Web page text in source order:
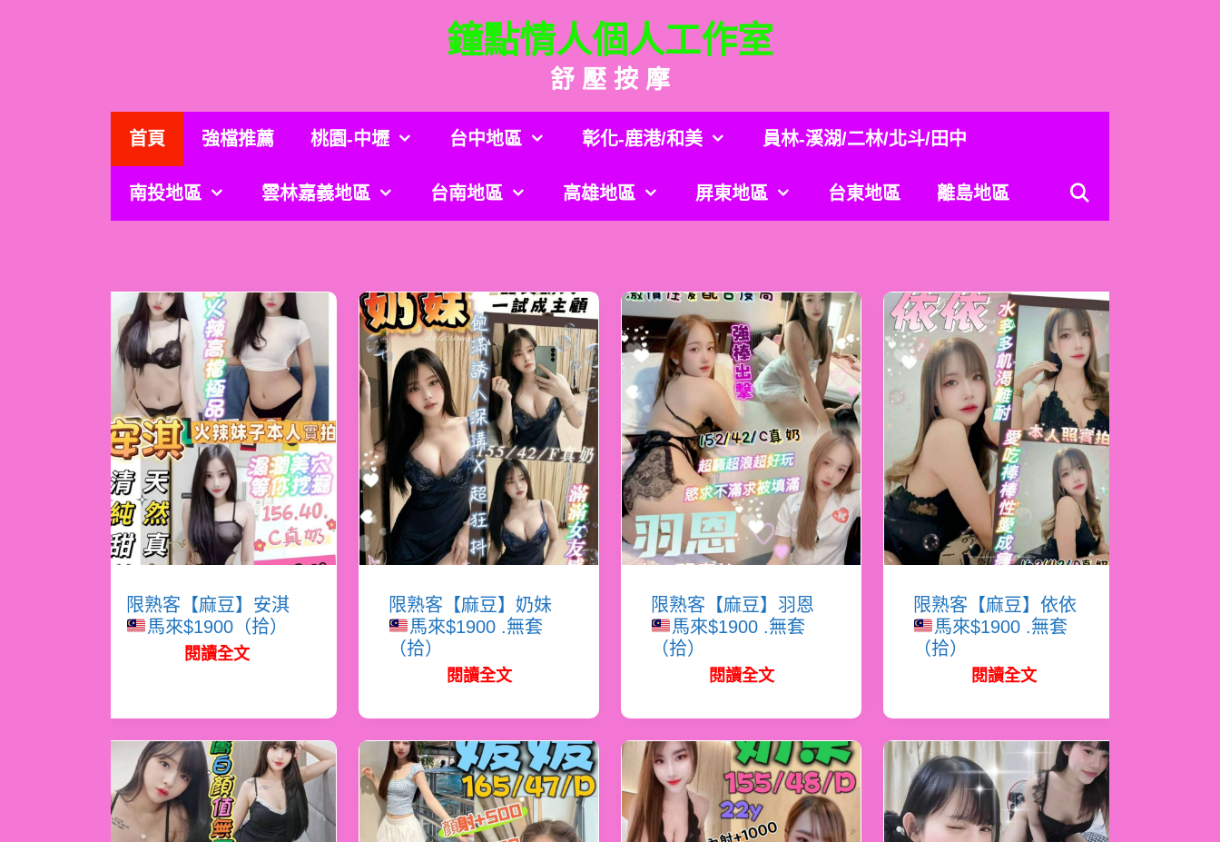
鐘點情人個人工作室
舒 壓 按 摩
首頁 強檔推薦 桃園-中壢 台中地區 彰化-鹿港/和美 員林-溪湖/二林/北斗/田中
南投地區 雲林嘉義地區 台南地區 高雄地區 屏東地區 台東地區 離島地區
限熟客【麻豆】安淇
馬來$1900（拾）
閱讀全文
限熟客【麻豆】奶妹
馬來$1900 .無套
（拾）
閱讀全文
限熟客【麻豆】羽恩
馬來$1900 .無套
（拾）
閱讀全文
限熟客【麻豆】依依
馬來$1900 .無套
（拾）
閱讀全文